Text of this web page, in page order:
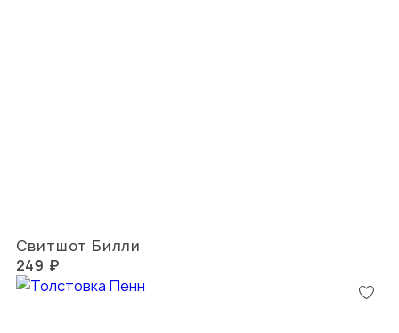
Свитшот Билли
249 ₽